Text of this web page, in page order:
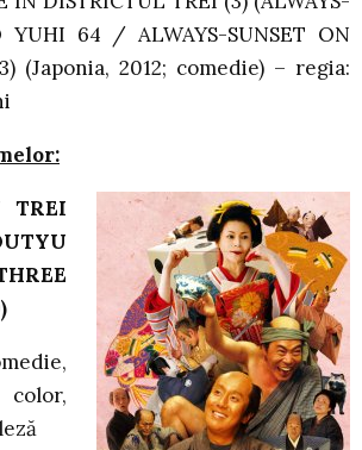
YUHI 64 / ALWAYS-SUNSET ON
(Japonia, 2012; comedie) – regia:
TREI